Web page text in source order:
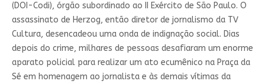
(DOI-Codi), órgão subordinado ao II Exército de São Paulo. O
assassinato de Herzog, então diretor de jornalismo da TV
Cultura, desencadeou uma onda de indignação social. Dias
depois do crime, milhares de pessoas desafiaram um enorme
aparato policial para realizar um ato ecumênico na Praça da
Sé em homenagem ao jornalista e às demais vítimas da